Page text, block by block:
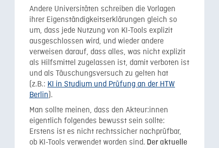
Andere Universitäten schreiben die Vorlagen
ihrer Eigenständigkeitserklärungen gleich so
um, dass jede Nutzung von KI-Tools explizit
ausgeschlossen wird, und wieder andere
verweisen darauf, dass alles, was nicht explizit
als Hilfsmittel zugelassen ist, damit verboten ist
und als Täuschungsversuch zu gelten hat
(z.B.: KI in Studium und Prüfung an der HTW
Berlin).
Man sollte meinen, dass den Akteur:innen
eigentlich folgendes bewusst sein sollte:
Erstens ist es nicht rechtssicher nachprüfbar,
ob KI-Tools verwendet worden sind. Der aktuelle